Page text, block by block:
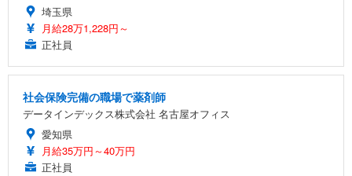
埼玉県
月給28万1,228円～
正社員
社会保険完備の職場で薬剤師
データインデックス株式会社 名古屋オフィス
愛知県
月給35万円～40万円
正社員